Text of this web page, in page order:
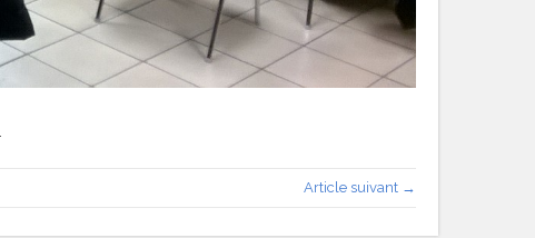
Article suivant →